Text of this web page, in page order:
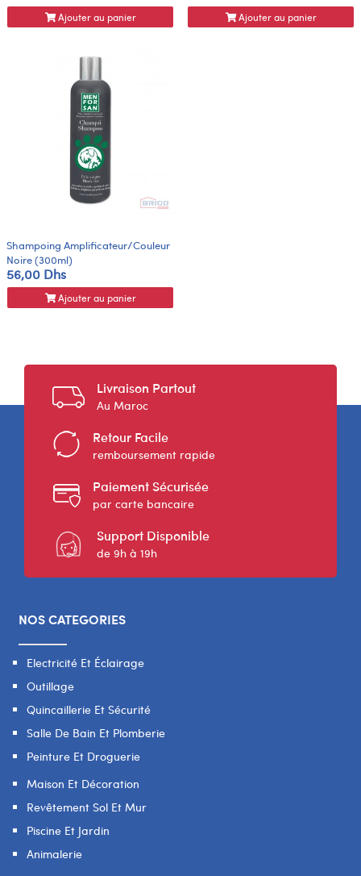
Ajouter au panier Ajouter au panier
Shampoing Amplificateur/couleur
Noire (300ml)
56,00 Dhs
Ajouter au panier
Livraison Partout
Au Maroc
Retour Facile
remboursement rapide
Paiement Sécurisée
par carte bancaire
Support Disponible
de 9h à 19h
NOS CATEGORIES
Electricité Et Éclairage
Outillage
Quincaillerie Et Sécurité
Salle De Bain Et Plomberie
Peinture Et Droguerie
Maison Et Décoration
Revêtement Sol Et Mur
Piscine Et Jardin
Animalerie